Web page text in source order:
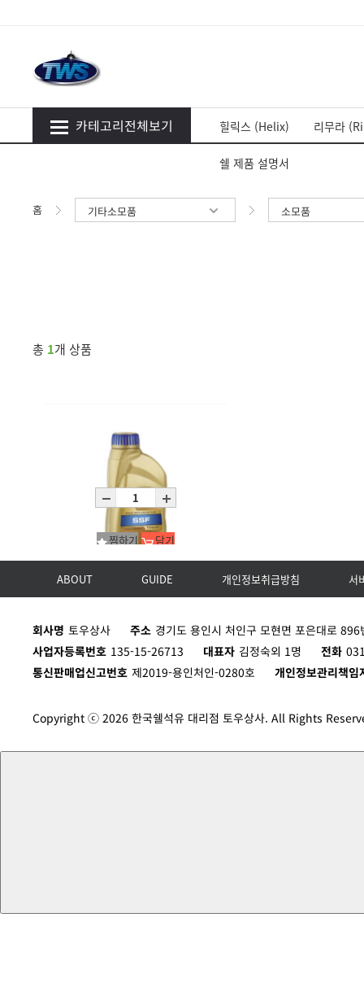
카테고리전체보기 힐릭스 (Helix) 리무라
쉘 제품 설명서
홈 기타소모품 소모품
총 1개 상품
RAVENOL SSF Spec. Servolenkung Fluid
C12X1L
찜하기 담기
ABOUT GUIDE 개인정보취급방침 서
회사명 토우상사 주소 경기도 용인시 처인구 모현면 포은대로
사업자등록번호 135-15-26713 대표자 김정숙외 1명 전화
통신판매업신고번호 제2019-용인처인-0280호 개인정보관리책임
Copyright ⓒ 2026 한국쉘석유 대리점 토우상사. All Rights